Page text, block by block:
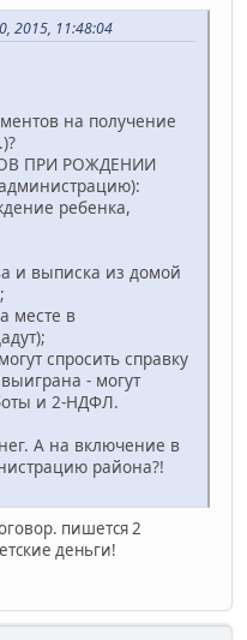
2015, 11:48:04
на получение
ПРИ РОЖДЕНИИ
ребенка,
и выписка из домой
месте в
спросить справку
- могут
и 2-НДФЛ.
А на включение в
района?!
пишется 2
деньги!